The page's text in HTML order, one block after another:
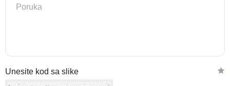
Unesite kod sa slikeavenija 102, Resnik